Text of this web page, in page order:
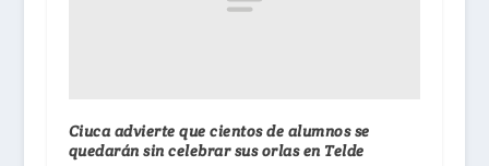
Ciuca advierte que cientos de alumnos se
quedarán sin celebrar sus orlas en Telde